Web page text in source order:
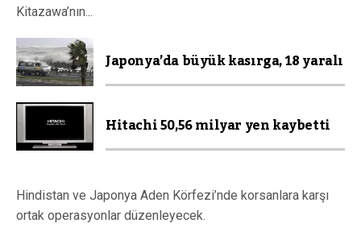
Kitazawa’nın...
Japonya’da büyük kasırga, 18 yaralı
Hitachi 50,56 milyar yen kaybetti
Hindistan ve Japonya Aden Körfezi’nde korsanlara karşı
ortak operasyonlar düzenleyecek.